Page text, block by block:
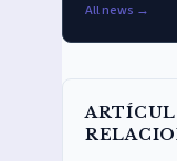
All news →